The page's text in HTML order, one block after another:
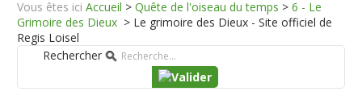
Vous êtes ici Accueil > Quête de l'oiseau du temps > 6 - Le
Grimoire des Dieux > Le grimoire des Dieux - Site officiel de
Regis Loisel
Rechercher